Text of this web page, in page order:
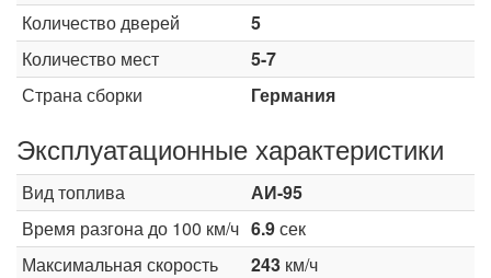
Количество дверей
5
Количество мест
5-7
Страна сборки
Германия
Эксплуатационные характеристики
Вид топлива
АИ-95
Время разгона до 100 км/ч 6.9сек
Максимальная скорость
243 км/ч